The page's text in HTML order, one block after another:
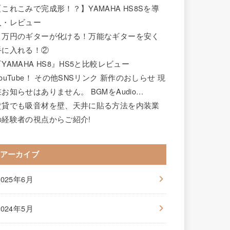
れこみで完成形！？】YAMAHA HS8Sを導
レビュー
円のギターが化ける！万能なギターを安く
に入れる！②
HS8』HS5と比較レビュー
！ その他SNSリンク 新作のおしらせ 現
知らせはありません。 BGMをAudio…
でも吸音材を壁、天井に貼る方法を内装業
験者の視点からご紹介!
アーカイブ
年6月
年5月